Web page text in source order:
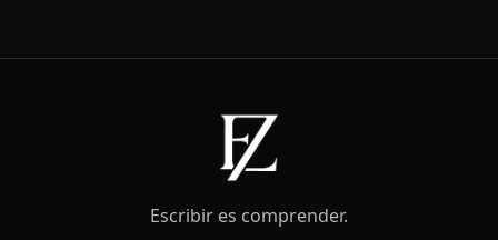
Escribir es comprender.